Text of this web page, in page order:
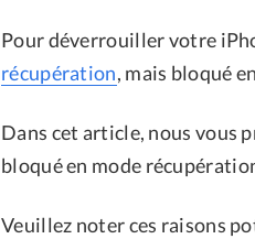
Pour déverrouiller votre
récupération, mais bloqué
Dans cet article, nous vous
bloqué en mode
Veuillez noter ces raisons